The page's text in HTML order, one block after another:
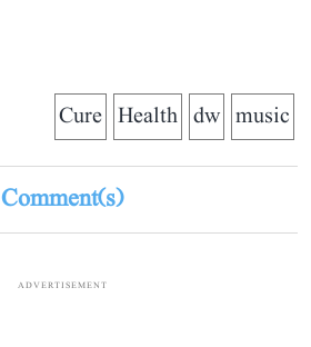
music
dw
Health
Cure
Comment(s)
ADVERTISEMENT